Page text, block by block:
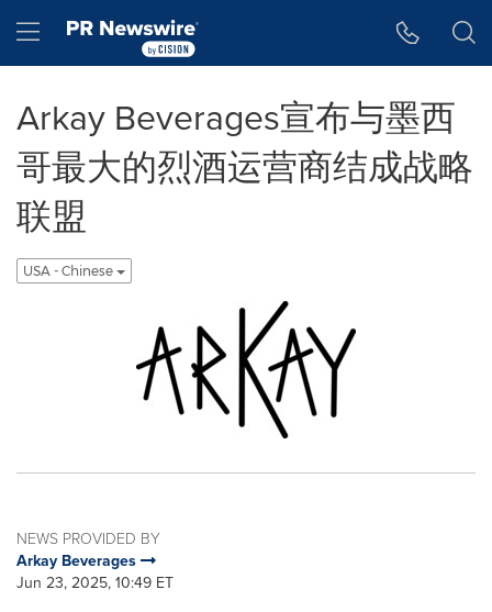
Hamburger menu
Arkay Beverages宣布与墨西
哥最大的烈酒运营商结成战略
联盟
USA - Chinese
NEWS PROVIDED BY
Arkay Beverages
Jun 23, 2025, 10:49 ET